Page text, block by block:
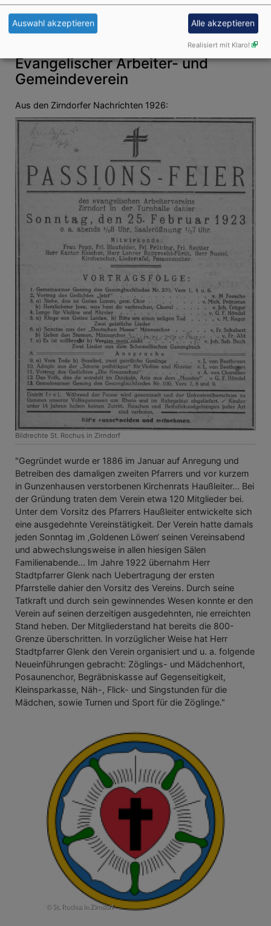
Bildrechte St. Riochus in Zirndorf
Evangelischer Arbeiter- und
Gemeindeverein
Aus den Zirndorfer Nachrichten 1926:
Bildrechte St. Rochus in Zirndorf
"Gegründet wurde er 1886 im Januar auf Anregung und
Betreiben des damaligen zweiten Pfarrers und vor kurzem
in Gunzenhausen verstorbenen Kirchenrats Haußleiter... Bei
der Gründung traten dem Verein etwa 120 Mitglieder bei.
Unter dem Vorsitz des Pfarrers Haußleiter entwickelte sich
eine ausgedehnte Vereinstätigkeit. Der Verein hatte damals
jeden Sonntag im ‚Goldenen Löwen‘ seinen Vereinsabend
und abwechslungsweise in allen hiesigen Sälen
Familienabende... Im Jahre 1922 übernahm Herr
Stadtpfarrer Glenk nach Uebertragung der ersten
Pfarrstelle dahier den Vorsitz des Vereins. Durch seine
Tatkraft und durch sein gewinnendes Wesen konnte er den
Verein auf seinen derzeitigen ausgedehnten, nie erreichten
Stand heben. Der Mitgliederstand hat bereits die 800-
Grenze überschritten. In vorzüglicher Weise hat Herr
Stadtpfarrer Glenk den Verein organisiert und u. a. folgende
Neueinführungen gebracht: Zöglings- und Mädchenhort,
Posaunenchor, Begräbniskasse auf Gegenseitigkeit,
Kleinsparkasse, Näh-, Flick- und Singstunden für die
Mädchen, sowie Turnen und Sport für die Zöglinge."
Auswahl akzeptieren Alle akzeptieren
Realisiert mit Klaro!